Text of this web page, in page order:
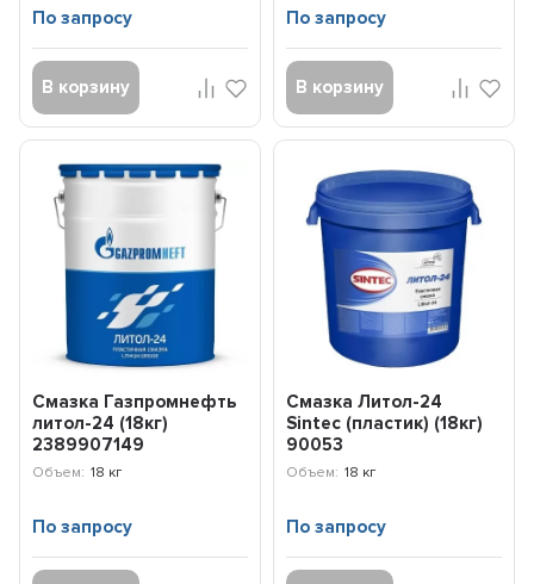
По запросу
В корзину
По запросу
В корзину
Смазка Газпромнефть
литол-24 (18кг)
2389907149
Объем: 18 кг
По запросу
Смазка Литол-24
Sintec (пластик) (18кг)
90053
Объем: 18 кг
По запросу